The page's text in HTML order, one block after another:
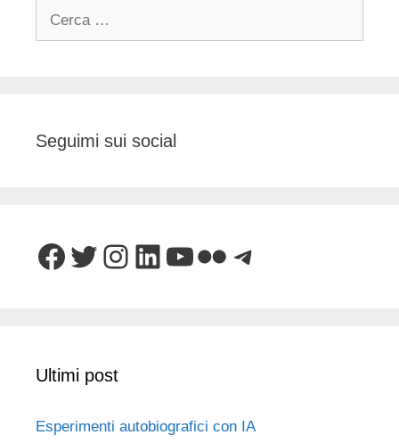
Seguimi sui social
Facebook
Twitter
Instagram
LinkedIn
YouTube
FlickrTelegram
Ultimi post
Esperimenti autobiografici con IA